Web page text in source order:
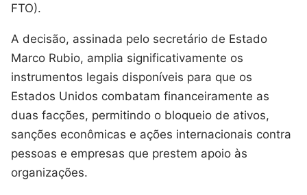
FTO).
A decisão, assinada pelo secretário de Estado
Marco Rubio, amplia significativamente os
instrumentos legais disponíveis para que os
Estados Unidos combatam financeiramente as
duas facções, permitindo o bloqueio de ativos,
sanções econômicas e ações internacionais contra
pessoas e empresas que prestem apoio às
organizações.